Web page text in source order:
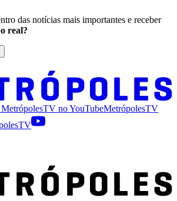
das notícias mais importantes e receber
real?
MetrópolesTV noYouTubeMetrópolesTV